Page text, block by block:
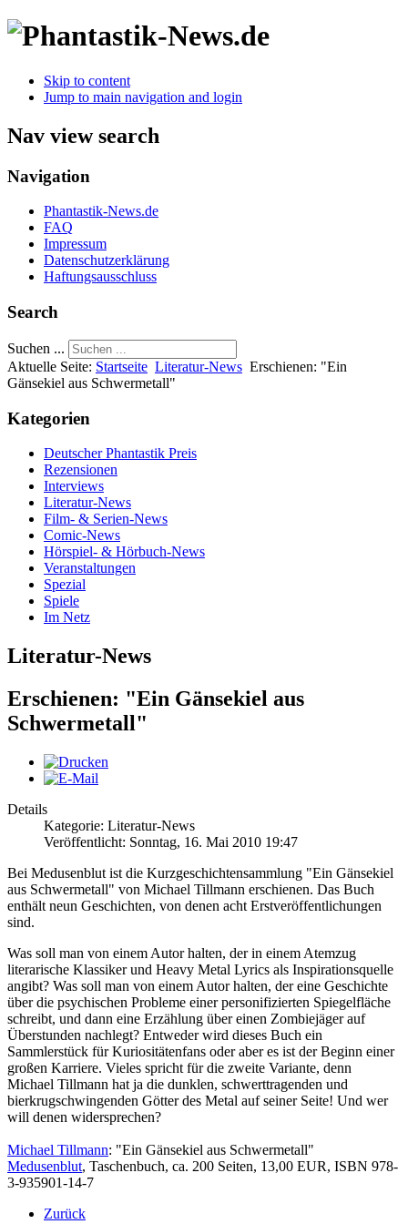
Skip to content
Jump to main navigation and login
Nav view search
Navigation
Phantastik-News.de
FAQ
Impressum
Datenschutzerklärung
Haftungsausschluss
Search
Suchen ...
Aktuelle Seite: Startseite Literatur-News Erschienen: "Ein
Gänsekiel aus Schwermetall"
Kategorien
Deutscher Phantastik Preis
Rezensionen
Interviews
Literatur-News
Film- & Serien-News
Comic-News
Hörspiel- & Hörbuch-News
Veranstaltungen
Spezial
Spiele
Im Netz
Literatur-News
Erschienen: "Ein Gänsekiel aus
Schwermetall"
Details
Kategorie: Literatur-News
Veröffentlicht: Sonntag, 16. Mai 2010 19:47
Bei Medusenblut ist die Kurzgeschichtensammlung "Ein Gänsekiel
aus Schwermetall" von Michael Tillmann erschienen. Das Buch
enthält neun Geschichten, von denen acht Erstveröffentlichungen
sind.
Was soll man von einem Autor halten, der in einem Atemzug
literarische Klassiker und Heavy Metal Lyrics als Inspirationsquelle
angibt? Was soll man von einem Autor halten, der eine Geschichte
über die psychischen Probleme einer personifizierten Spiegelfläche
schreibt, und dann eine Erzählung über einen Zombiejäger auf
Überstunden nachlegt? Entweder wird dieses Buch ein
Sammlerstück für Kuriositätenfans oder aber es ist der Beginn einer
großen Karriere. Vieles spricht für die zweite Variante, denn
Michael Tillmann hat ja die dunklen, schwerttragenden und
bierkrugschwingenden Götter des Metal auf seiner Seite! Und wer
will denen widersprechen?
Michael Tillmann: "Ein Gänsekiel aus Schwermetall"
Medusenblut, Taschenbuch, ca. 200 Seiten, 13,00 EUR, ISBN 978-
3-935901-14-7
Zurück